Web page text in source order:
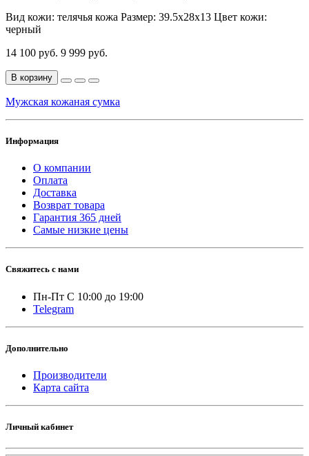
Вид кожи: телячья кожа Размер: 39.5х28х13 Цвет кожи:
черный
14 100 руб. 9 999 руб.
В корзину
Мужская кожаная сумка
Информация
О компании
Оплата
Доставка
Возврат товара
Гарантия 365 дней
Самые низкие цены
Свяжитесь с нами
Пн-Пт С 10:00 до 19:00
Telegram
Дополнительно
Производители
Карта сайта
Личный кабинет